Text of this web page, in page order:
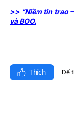
>> “Niềm tin trao
và BOO.
Thích Để